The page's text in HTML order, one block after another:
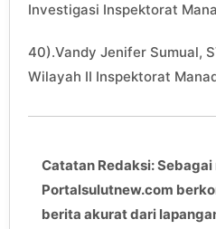
Investigasi Inspektorat
40).Vandy Jenifer Sumual,
Wilayah II Inspektorat
Catatan Redaksi:
Portalsulutnew.com
berita akurat dari